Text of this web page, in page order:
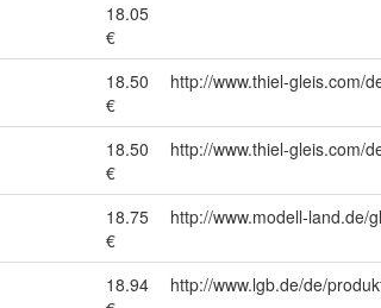
18.05
€
18.50
€
http://www.thiel-gleis.com/
18.50
€
http://www.thiel-gleis.com/
18.75
€
http://www.modell-land.de/
18.94
http://www.lgb.de/de/